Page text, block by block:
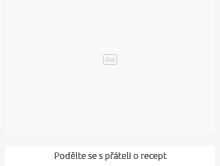
Podělte se s přáteli o recept